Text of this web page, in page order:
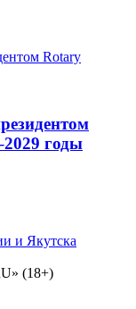
годы
(18+)